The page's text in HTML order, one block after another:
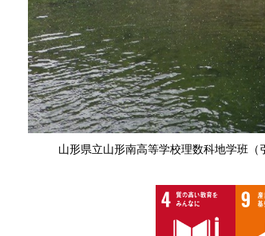
山形県立山形南高等学校理数科地学班（